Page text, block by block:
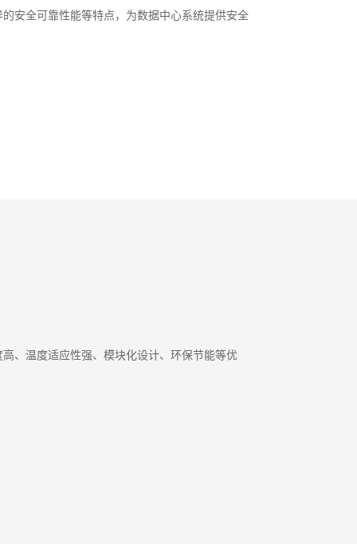
安全可靠性能等特点，为数据中心系统提供安全
、温度适应性强、模块化设计、环保节能等优